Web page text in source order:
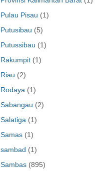
Pulau Pisau (1)
Putusibau (5)
Putussibau (1)
Rakumpit (1)
Riau (2)
Rodaya (1)
Sabangau (2)
Salatiga (1)
Samas (1)
sambad (1)
Sambas (895)